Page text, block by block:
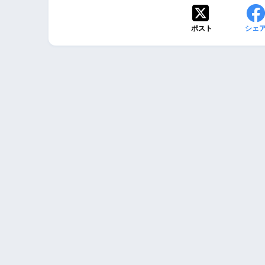
ポスト シェ